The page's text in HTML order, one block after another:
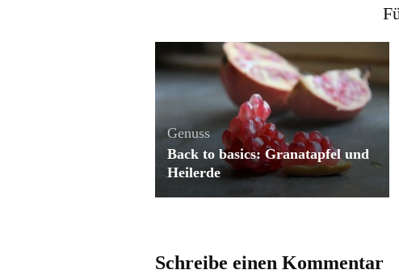
Genuss
Back to basics: Granatapfel und
Heilerde
Schreibe einen Kommentar